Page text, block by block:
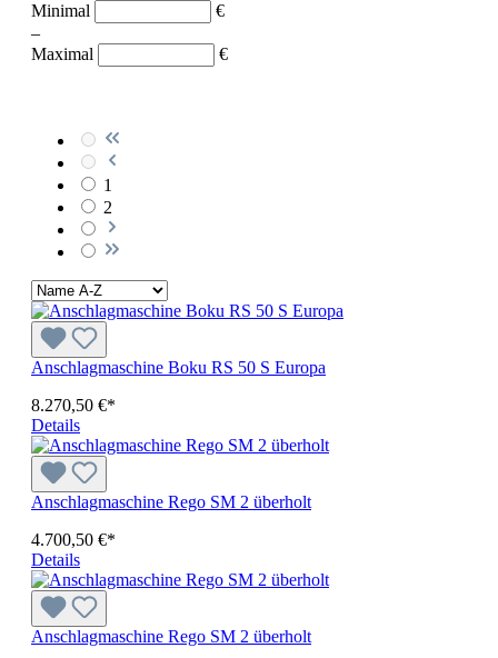
Minimal
€
–
Maximal
€
1
2
Anschlagmaschine Boku RS 50 S Europa
8.270,50 €*
Details
Anschlagmaschine Rego SM 2 überholt
4.700,50 €*
Details
Anschlagmaschine Rego SM 2 überholt